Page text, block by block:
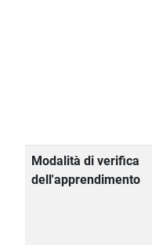
Modalità di verifica
dell'apprendimento